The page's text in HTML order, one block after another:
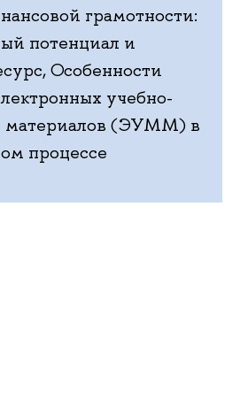
грамотности:
потенциал и
Особенности
учебно-
материалов (ЭУММ) в
процессе